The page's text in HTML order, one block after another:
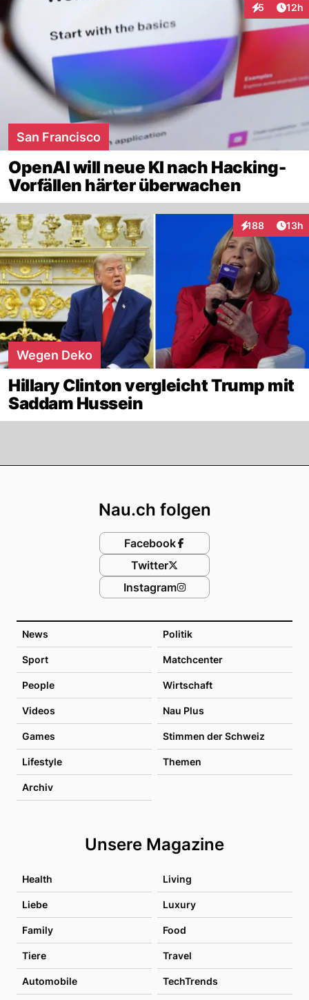
5
Interaktionen
12h
San Francisco
OpenAI will neue KI nach Hacking-
Vorfällen härter überwachen
188
Interaktionen
13h
Wegen Deko
Hillary Clinton vergleicht Trump mit
Saddam Hussein
News Politik
Sport Matchcenter
People Wirtschaft
Videos Nau Plus
Games Stimmen der Schweiz
Lifestyle Themen
Archiv
Unsere Magazine
Health Living
Liebe Luxury
Family Food
Tiere Travel
Automobile TechTrends
Nau.ch folgen
Facebook
Twitter
Instagram